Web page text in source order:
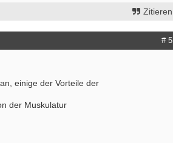
Zitieren
# 5
einige der Vorteile der
der Muskulatur